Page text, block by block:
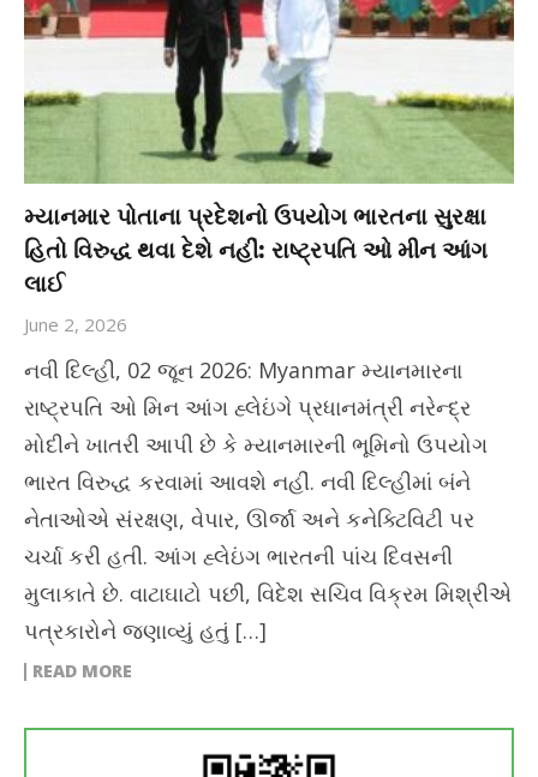
મ્યાનમાર પોતાના પ્રદેશનો ઉપયોગ ભારતના સુરક્ષા
હિતો વિરુદ્ધ થવા દેશે નહીં: રાષ્ટ્રપતિ ઓ મીન આંગ
લાઈ
June 2, 2026
નવી દિલ્હી, 02 જૂન 2026: Myanmar મ્યાનમારના
રાષ્ટ્રપતિ ઓ મિન આંગ હ્લેઇંગે પ્રધાનમંત્રી નરેન્દ્ર
મોદીને ખાતરી આપી છે કે મ્યાનમારની ભૂમિનો ઉપયોગ
ભારત વિરુદ્ધ કરવામાં આવશે નહીં. નવી દિલ્હીમાં બંને
નેતાઓએ સંરક્ષણ, વેપાર, ઊર્જા અને કનેક્ટિવિટી પર
ચર્ચા કરી હતી. આંગ હ્લેઇંગ ભારતની પાંચ દિવસની
મુલાકાતે છે. વાટાઘાટો પછી, વિદેશ સચિવ વિક્રમ મિશ્રીએ
પત્રકારોને જણાવ્યું હતું […]
READ MORE